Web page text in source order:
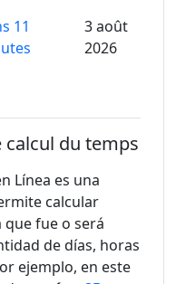
11
3 août
2026
13
2026
14
3 août
du temps
Línea es una
calcular
fue o será
de días, horas
ejemplo, en este